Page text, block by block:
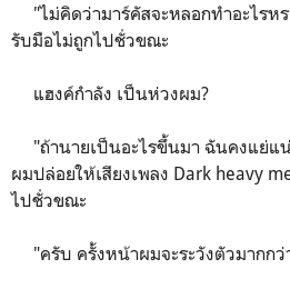
"ไม่คิดว่ามาร์คัสจะหลอกทำอะไรห
รับมือไม่ถูกไปชั่วขณะ
แฮงค์กำลัง เป็นห่วงผม?
"ถ้านายเป็นอะไรขึ้นมา ฉันคงแย่แ
ผมปล่อยให้เสียงเพลง Dark heavy
ไปชั่วขณะ
"ครับ ครั้งหน้าผมจะระวังตัวมากกว่